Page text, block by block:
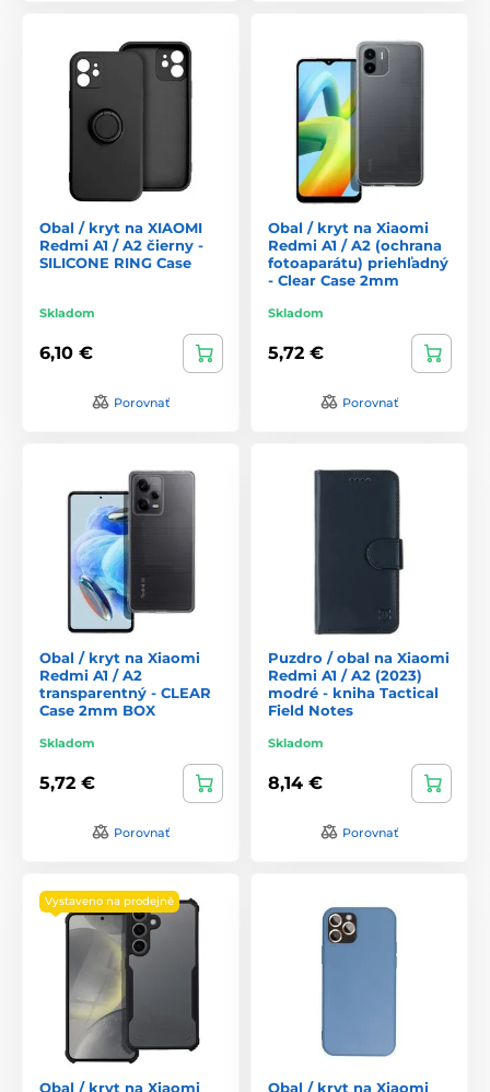
Obal / kryt na XIAOMI
Redmi A1 / A2 čierny -
SILICONE RING Case
Skladom
6,10 €
Porovnať
Obal / kryt na Xiaomi
Redmi A1 / A2 (ochrana
fotoaparátu) priehľadný
- Clear Case 2mm
Skladom
5,72 €
Porovnať
Obal / kryt na Xiaomi
Redmi A1 / A2
transparentný - CLEAR
Case 2mm BOX
Skladom
5,72 €
Porovnať
Puzdro / obal na Xiaomi
Redmi A1 / A2 (2023)
modré - kniha Tactical
Field Notes
Skladom
8,14 €
Porovnať
Vystaveno na prodejně
Obal / kryt na Xiaomi
Obal / kryt na Xiaomi